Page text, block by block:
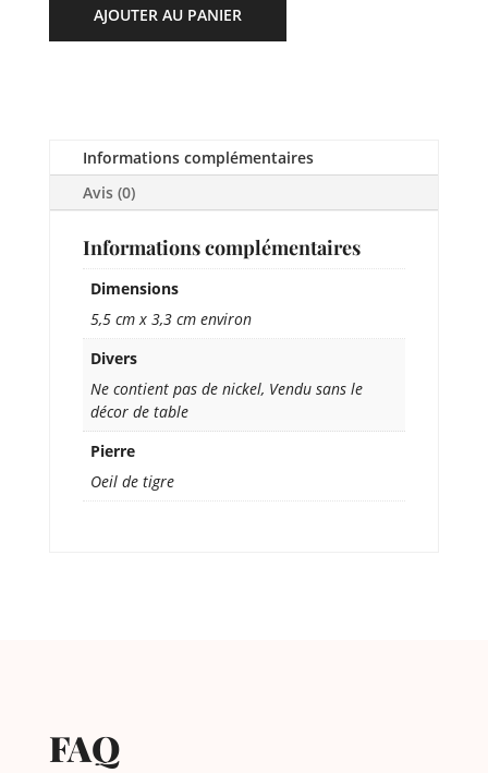
AJOUTER AU PANIER
Informations complémentaires
Avis (0)
Informations complémentaires
Dimensions
5,5 cm x 3,3 cm environ
Divers
Ne contient pas de nickel, Vendu sans le
décor de table
Pierre
Oeil de tigre
FAQ